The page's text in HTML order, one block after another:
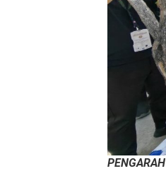
PENGARAH